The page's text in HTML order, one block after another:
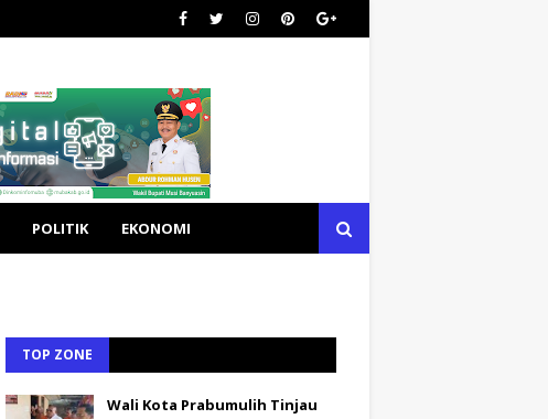
POLITIK EKONOMI
TOP ZONE
Wali Kota Prabumulih Tinjau